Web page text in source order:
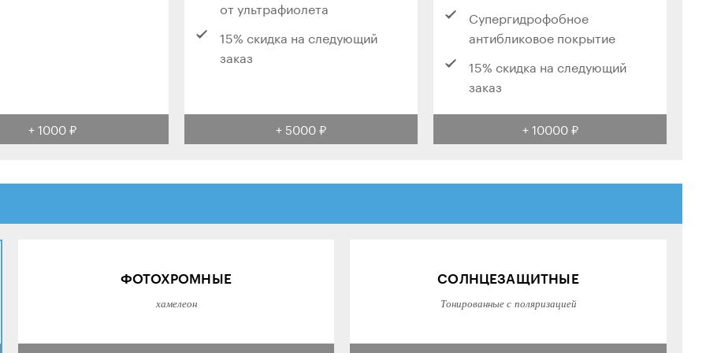
+ 1000 ₽
от ультрафиолета
15% скидка на следующий
заказ
+ 5000 ₽
Супергидрофобное
антибликовое покрытие
15% скидка на следующий
заказ
+ 10000 ₽
ФОТОХРОМНЫЕ
хамелеон
СОЛНЦЕЗАЩИТНЫЕ
Тонированные с поляризацией